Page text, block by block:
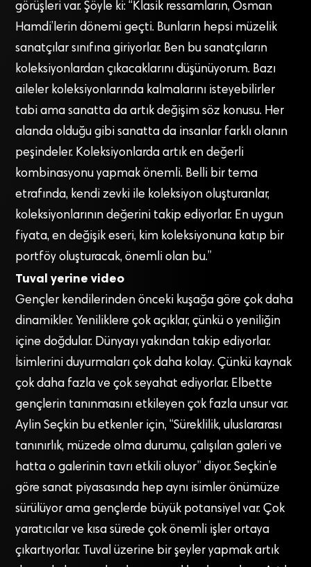
görüşleri var. Şöyle ki: “Klasik ressamların, Osman
Hamdi’lerin dönemi geçti. Bunların hepsi müzelik
sanatçılar sınıfına giriyorlar. Ben bu sanatçıların
koleksiyonlardan çıkacaklarını düşünüyorum. Bazı
aileler koleksiyonlarında kalmalarını isteyebilirler
tabi ama sanatta da artık değişim söz konusu. Her
alanda olduğu gibi sanatta da insanlar farklı olanın
peşindeler. Koleksiyonlarda artık en değerli
kombinasyonu yapmak önemli. Belli bir tema
etrafında, kendi zevki ile koleksiyon oluşturanlar,
koleksiyonlarının değerini takip ediyorlar. En uygun
fiyata, en değişik eseri, kim koleksiyonuna katıp bir
portföy oluşturacak, önemli olan bu.”
Tuval yerine video
Gençler kendilerinden önceki kuşağa göre çok daha
dinamikler. Yeniliklere çok açıklar, çünkü o yeniliğin
içine doğdular. Dünyayı yakından takip ediyorlar.
İsimlerini duyurmaları çok daha kolay. Çünkü kaynak
çok daha fazla ve çok seyahat ediyorlar. Elbette
gençlerin tanınmasını etkileyen çok fazla unsur var.
Aylin Seçkin bu etkenler için, “Süreklilik, uluslararası
tanınırlık, müzede olma durumu, çalışılan galeri ve
hatta o galerinin tavrı etkili oluyor” diyor. Seçkin’e
göre sanat piyasasında hep aynı isimler önümüze
sürülüyor ama gençlerde büyük potansiyel var. Çok
yaratıcılar ve kısa sürede çok önemli işler ortaya
çıkartıyorlar. Tuval üzerine bir şeyler yapmak artık